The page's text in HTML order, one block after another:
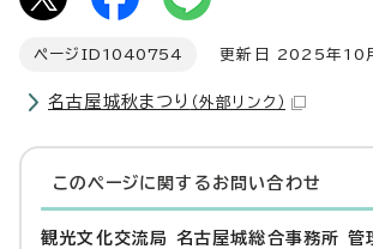
ページID 1040754 更新日 2025年10
名古屋城秋まつり （外部リンク）
このページに関する お問い合わせ
観光文化交流局 名古屋城総合事務所 管